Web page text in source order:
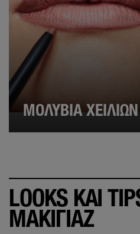
ΜΟΛΥΒΙΑ ΧΕΙΛΙΩΝ
LOOKS ΚΑΙ
ΜΑΚΙΓΙΑΖ